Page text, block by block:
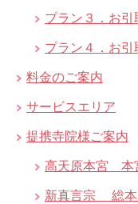
プラン３．お引
プラン４．お引
料金のご案内
サービスエリア
提携寺院様ご案内
高天原本宮 本
新真言宗 総